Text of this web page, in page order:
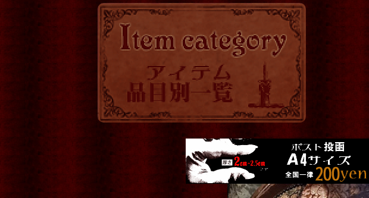
Steampunk Goggles
その他アクセサリー